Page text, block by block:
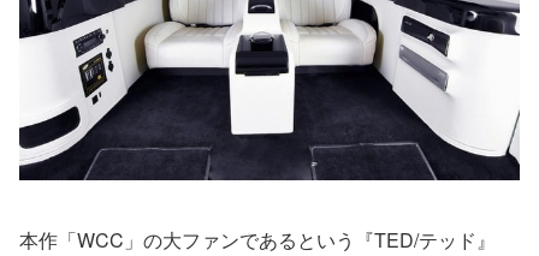
本作「WCC」の大ファンであるという『TED/テッド』